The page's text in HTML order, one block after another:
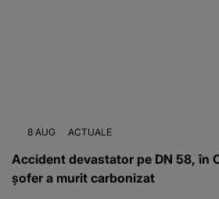
8 AUG ACTUALE
Accident devastator pe DN 58, în
șofer a murit carbonizat